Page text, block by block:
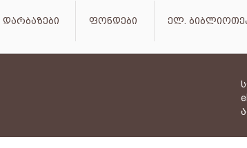
დარბაზები ფონდები ელ.